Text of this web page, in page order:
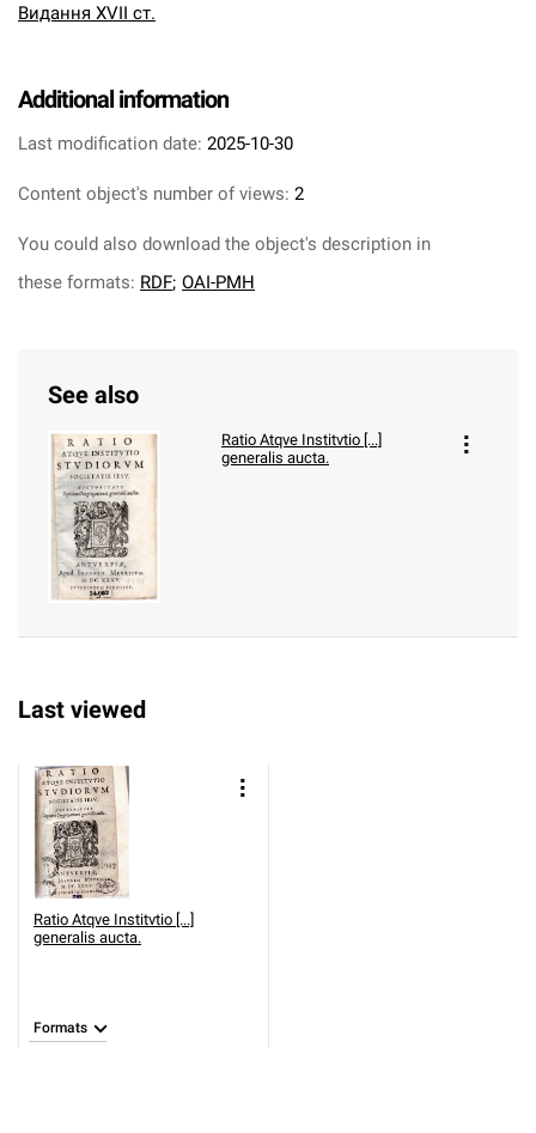
Видання XVII ст.
Additional information
Last modification date: 2025-10-30
Content object's number of views: 2
You could also download the object's description in
these formats: RDF; OAI-PMH
See also
Ratio Atqve Institvtio [...]
generalis aucta.
Last viewed
Ratio Atqve Institvtio [...]
generalis aucta.
Formats